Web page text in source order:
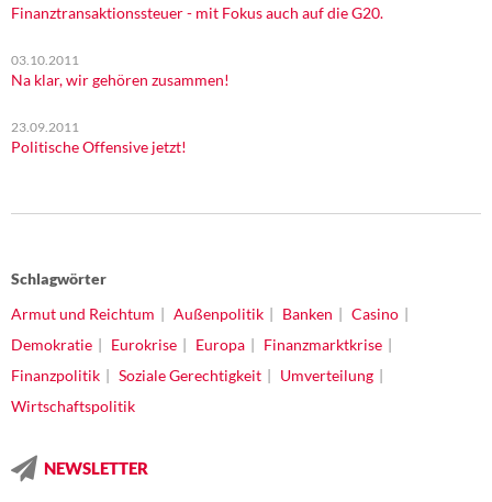
Finanztransaktionssteuer - mit Fokus auch auf die G20.
03.10.2011
Na klar, wir gehören zusammen!
23.09.2011
Politische Offensive jetzt!
Schlagwörter
Armut und Reichtum
Außenpolitik Banken
Casino
Demokratie
Eurokrise Europa
Finanzmarktkrise
Finanzpolitik
Soziale Gerechtigkeit
Umverteilung
Wirtschaftspolitik
NEWSLETTER